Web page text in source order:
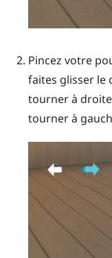
Pincez votre
faites glisser le
tourner à
tourner à